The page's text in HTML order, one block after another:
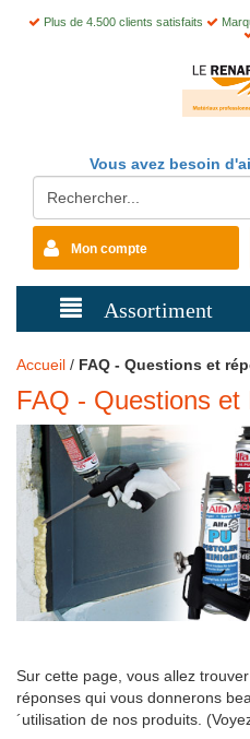
Plus de 4.500 clients satisfaits
Vous avez besoin
Mon compte
Assortiment
Accueil / FAQ - Questions et
FAQ - Questions et
Sur cette page, vous allez
réponses qui vous donnerons
´utilisation de nos produits.